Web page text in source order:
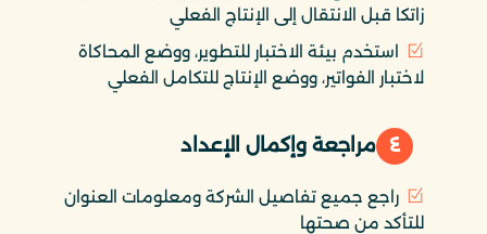
زاتكا قبل الانتقال إلى الإنتاج الفعلي
استخدم بيئة الاختبار للتطوير، ووضع المحاكاة
لاختبار الفواتير، ووضع الإنتاج للتكامل الفعلي
٤ مراجعة وإكمال الإعداد
راجع جميع تفاصيل الشركة ومعلومات العنوان
للتأكد من صحتها